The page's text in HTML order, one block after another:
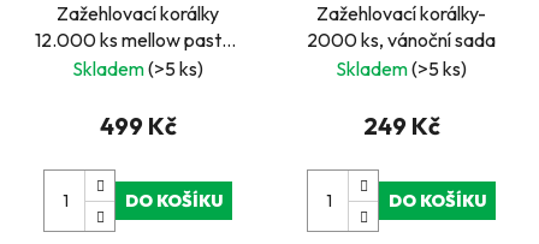
Zažehlovací korálky
12.000 ks mellow pastel,
plastovém kufříku,
Skladem(>5 ks)
499 Kč
DO KOŠÍKU
Zažehlovací korálky-
2000 ks, vánoční sada
Skladem(>5 ks)
249 Kč
DO KOŠÍKU